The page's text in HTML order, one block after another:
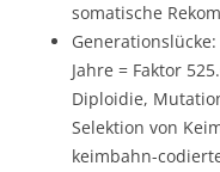
somatische
Jahre = Faktor
Diploidie,
Selektion von
keimbahn-